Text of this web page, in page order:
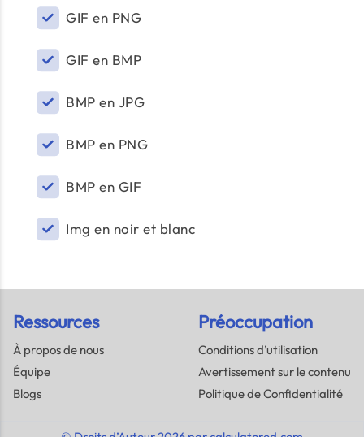
GIF en PNG
GIF en BMP
BMP en JPG
BMP en PNG
BMP en GIF
Img en noir et blanc
Ressources
À propos de nous
Équipe
Blogs
Préoccupation
Conditions d’utilisation
Avertissement sur le contenu
Politique de Confidentialité